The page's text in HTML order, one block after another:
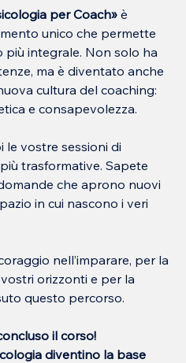
per Coach» è
unico che permette
più integrale. Non solo ha
ma è diventato anche
cultura del coaching:
e consapevolezza.
le vostre sessioni di
trasformative. Sapete
che aprono nuovi
in cui nascono i veri
nell’imparare, per la
orizzonti e per la
questo percorso.
il corso!
diventino la base